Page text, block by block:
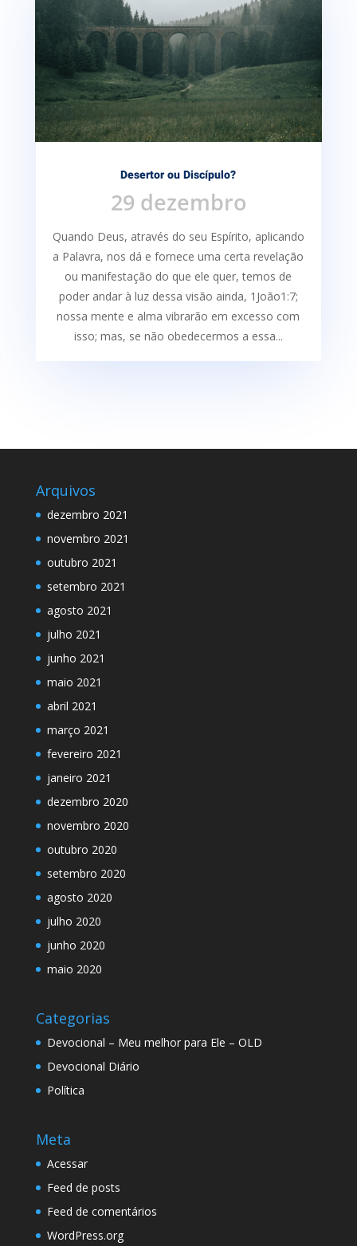
Desertor ou Discípulo?
29 dezembro
Quando Deus, através do seu Espírito, aplicando
a Palavra, nos dá e fornece uma certa re­velação
ou manifestação do que ele quer, temos de
poder andar à luz dessa visão ainda, 1João1:7;
nossa mente e alma vibrarão em excesso com
isso; mas, se não obedecermos a essa...
Arquivos
dezembro 2021
novembro 2021
outubro 2021
setembro 2021
agosto 2021
julho 2021
junho 2021
maio 2021
abril 2021
março 2021
fevereiro 2021
janeiro 2021
dezembro 2020
novembro 2020
outubro 2020
setembro 2020
agosto 2020
julho 2020
junho 2020
maio 2020
Categorias
Devocional – Meu melhor para Ele – OLD
Devocional Diário
Política
Meta
Acessar
Feed de posts
Feed de comentários
WordPress.org